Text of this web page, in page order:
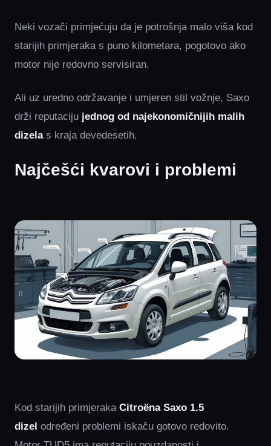
Neki vozači primjećuju da je potrošnja malo viša kod
starijih primjeraka s puno kilometara, pogotovo ako
motor nije redovno servisiran.
Ali uz uredno održavanje i umjeren stil vožnje, Saxo
drži reputaciju jednog od najekonomičnijih malih
dizelas kraja devedesetih.
Najčešći kvarovi i problemi
Kod starijih primjeraka Citroëna Saxo 1.5
dizel određeni problemi iskaču gotovo redovito.